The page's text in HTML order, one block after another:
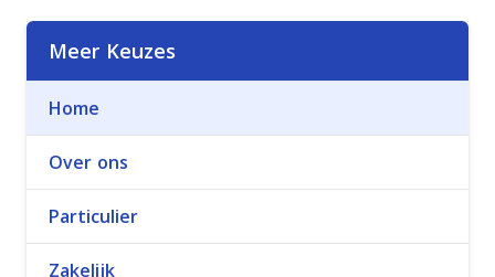
Meer Keuzes
Home
Over ons
Particulier
Zakelijk